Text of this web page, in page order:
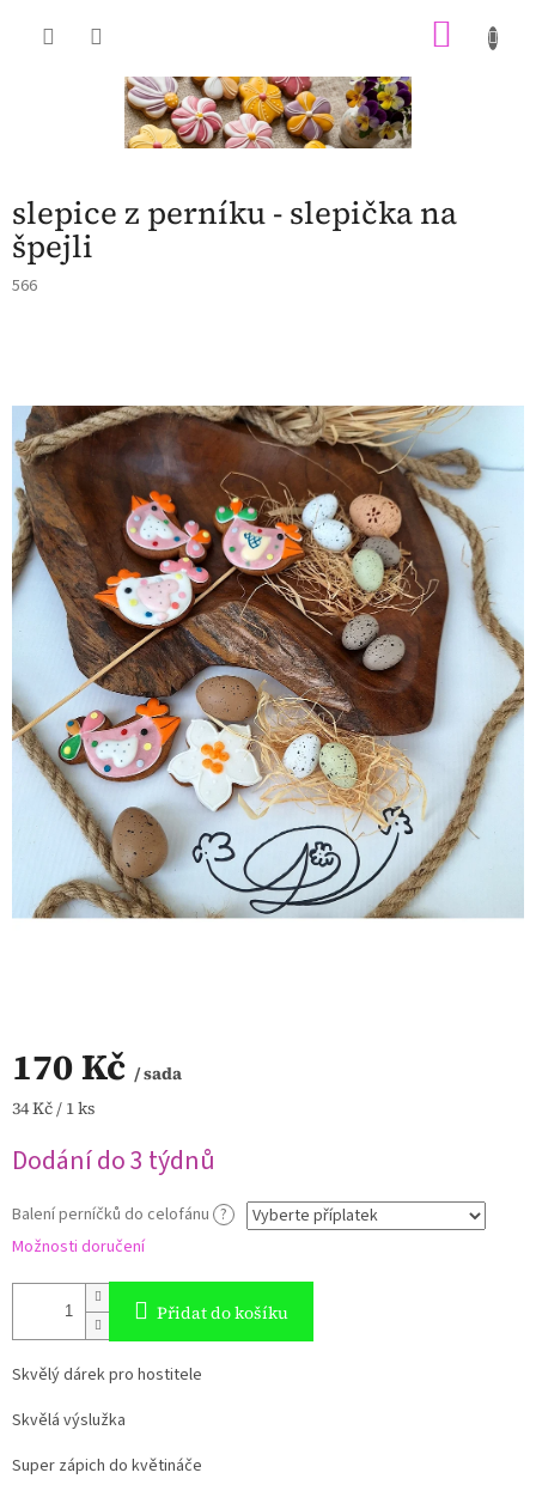
slepice z perníku - slepička na
špejli
566
170 Kč / sada
Měrná
34 Kč / 1 ks
Dodání do 3 týdnů
Balení perníčků do celofánu ?
Možnosti doručení
Přidat do košíku
Skvělý dárek pro hostitele
Skvělá výslužka
Super zápich do květináče